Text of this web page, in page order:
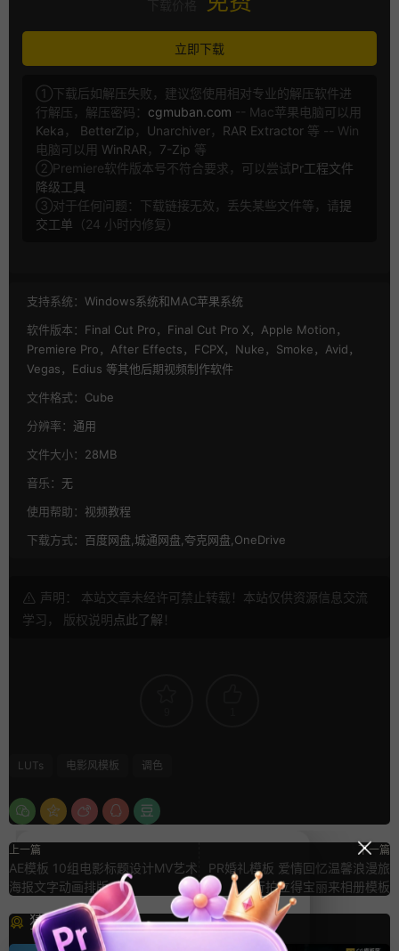
立即下载
①下载后如解压失败，建议您使用相对专业的解压软件进
行解压，解压密码： cgmuban.com -- Mac苹果电脑可以用
Keka ， BetterZip ， Unarchiver， RAR Extractor 等 -- Win
电脑可以用 WinRAR ， 7-Zip 等
②Premiere软件版本号不符合要求，可以尝试Pr工程文件
降级工具
③对于任何问题：下载链接无效，丢失某些文件等，请提
交工单 （24 小时内修复）
支持系统： Windows系统和MAC苹果系统
软件版本： Final Cut Pro，Final Cut Pro X，Apple Motion，
Premiere Pro，After Effects，FCPX，Nuke，Smoke，Avid，
Vegas，Edius 等其他后期视频制作软件
文件格式： Cube
分辨率： 通用
文件大小： 28MB
音乐： 无
使用帮助： 视频教程
下载方式： 百度网盘,城通网盘,夸克网盘,OneDrive
声明： 本站文章未经许可禁止转载！本站仅供资源信息交流
学习， 版权说明点此了解 ！
LUTs 电影风模板 调色
上一篇
AE模板 10组电影标题设计MV艺术
海报文字动画排版
下一篇
PR婚礼模板 爱情回忆温馨浪漫旅
行拍立得宝丽来相册模板
猜你喜欢